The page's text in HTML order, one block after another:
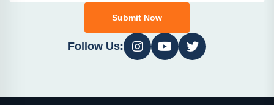
Submit Now
Follow Us: